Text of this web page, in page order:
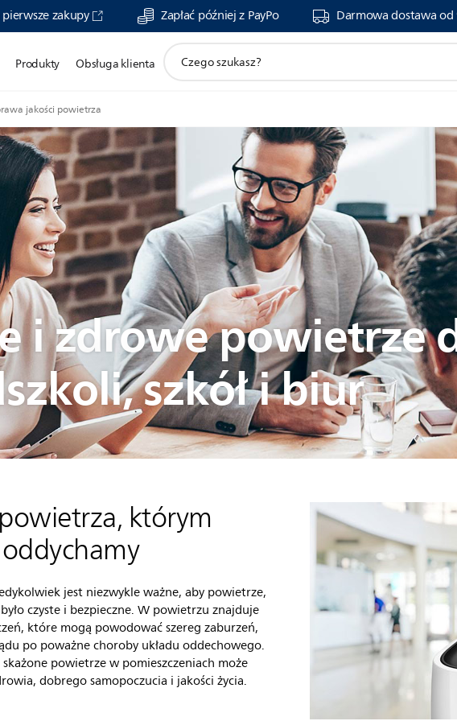
zakupy Zapłać później z PayPo Darmowa dostawa od
Produkty Obsługa klienta
wsparcie
jakości powietrza
i zdrowe powietrze
szkół i biur
którym
jest niezwykle ważne, aby powietrze,
czyste i bezpieczne. W powietrzu znajduje
które mogą powodować szereg zaburzeń,
po poważne choroby układu oddechowego.
skażone powietrze w pomieszczeniach może
dobrego samopoczucia i jakości życia.